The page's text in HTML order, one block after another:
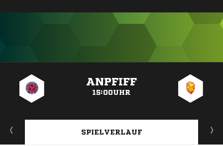
ANPFIFF
15:00UHR
SPIELVERLAUF